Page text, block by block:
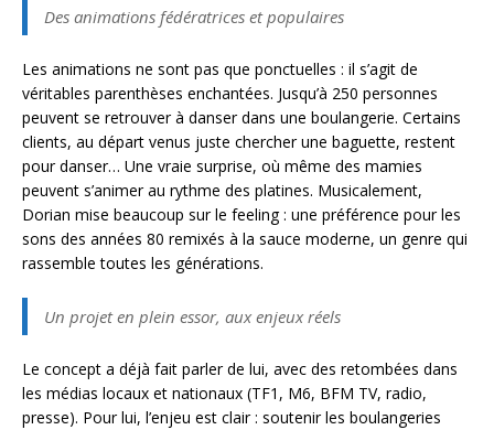
Des animations fédératrices et populaires
Les animations ne sont pas que ponctuelles : il s’agit de
véritables parenthèses enchantées. Jusqu’à 250 personnes
peuvent se retrouver à danser dans une boulangerie. Certains
clients, au départ venus juste chercher une baguette, restent
pour danser… Une vraie surprise, où même des mamies
peuvent s’animer au rythme des platines. Musicalement,
Dorian mise beaucoup sur le feeling : une préférence pour les
sons des années 80 remixés à la sauce moderne, un genre qui
rassemble toutes les générations.
Un projet en plein essor, aux enjeux réels
Le concept a déjà fait parler de lui, avec des retombées dans
les médias locaux et nationaux (TF1, M6, BFM TV, radio,
presse). Pour lui, l’enjeu est clair : soutenir les boulangeries